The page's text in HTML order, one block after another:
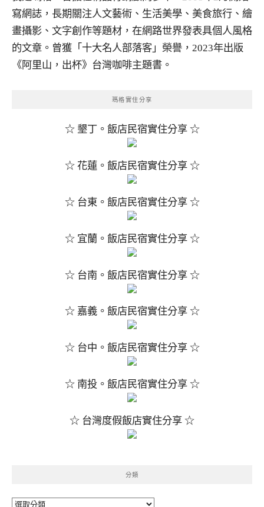
寫網誌，長期關注人文藝術、生活美學、美食旅行、繪
畫攝影、文字創作等題材，在網路世界發表具個人風格
的文章。曾獲「十大名人部落客」榮譽，2023年出版
《阿里山，出杯》台灣咖啡主題書。
瑪格實住分享
☆ 墾丁。飯店民宿實住分享 ☆
☆ 花蓮。飯店民宿實住分享 ☆
☆ 台東。飯店民宿實住分享 ☆
☆ 宜蘭。飯店民宿實住分享 ☆
☆ 台南。飯店民宿實住分享 ☆
☆ 嘉義。飯店民宿實住分享 ☆
☆ 台中。飯店民宿實住分享 ☆
☆ 南投。飯店民宿實住分享 ☆
☆ 台灣度假飯店實住分享 ☆
分類
分